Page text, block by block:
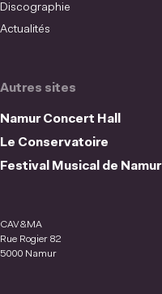
Autres sites
Namur Concert Hall
Le Conservatoire
Festival Musical de Namur
Discographie
Actualités
CAV&MA
Rue Rogier 82
5000 Namur